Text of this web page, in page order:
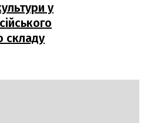
у
складу